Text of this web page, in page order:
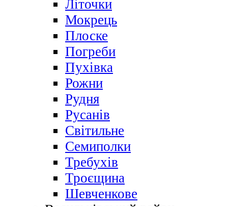
Літочки
Мокрець
Плоске
Погреби
Пухівка
Рожни
Рудня
Русанів
Світильне
Семиполки
Требухів
Троєщина
Шевченкове